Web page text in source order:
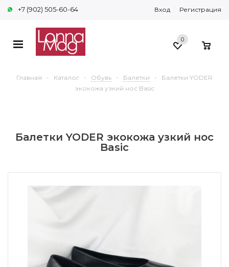
+7 (902) 505-60-64 Вход Регистрация
0
Главная - Каталог - Обувь - Балетки -
Балетки YODER
экокожа узкий нос Basic
Балетки YODER экокожа узкий нос
Basic